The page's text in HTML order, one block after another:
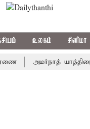
உலகம் சினிமா
அமர்நாத் யாத்திரை